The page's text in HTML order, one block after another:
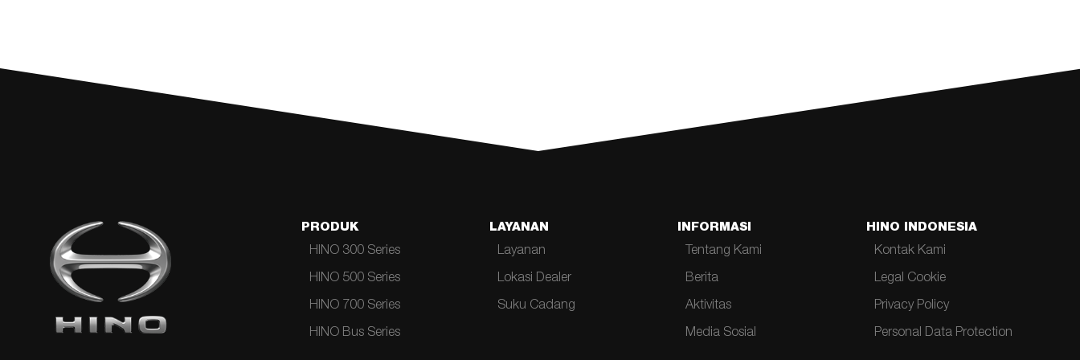
PRODUK
HINO 300 Series
HINO 500 Series
HINO 700 Series
HINO Bus Series
LAYANAN
Layanan
Lokasi Dealer
Suku Cadang
INFORMASI
Tentang Kami
Berita
Aktivitas
Media Sosial
HINO INDONESIA
Kontak Kami
Legal Cookie
Privacy Policy
Personal Data Protection